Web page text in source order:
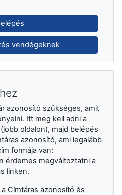
vendégeknek
azonosító szükséges, amit
Itt meg kell adni a
oldalon), majd belépés
azonosító, ami legalább
formája van:
érdemes megváltoztatni a
linken.
Címtáras azonosító és